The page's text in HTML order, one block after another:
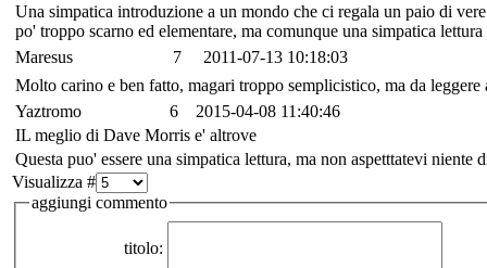
Una simpatica introduzione a un mondo che ci regala un paio di
po' troppo scarno ed elementare, ma comunque una simpatica
Maresus
7
2011-07-13 10:18:03
Molto carino e ben fatto, magari troppo semplicistico, ma da leggere
Yaztromo
6
2015-04-08 11:40:46
IL meglio di Dave Morris e' altrove
Questa puo' essere una simpatica lettura, ma non aspetttatevi niente
Visualizza #
aggiungi commento
titolo: